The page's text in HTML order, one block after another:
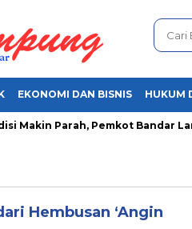
EKONOMI DAN BISNIS HUKUM
Parah, Pemkot Bandar
Hembusan ‘Angin